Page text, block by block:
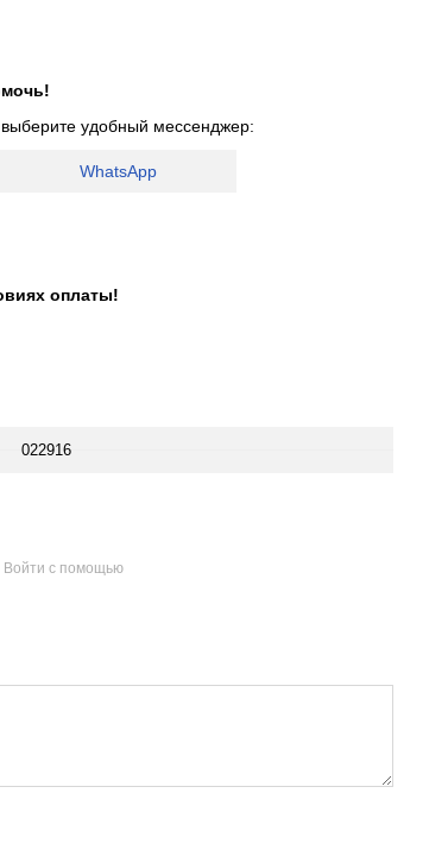
удобный мессенджер:
WhatsApp
оплаты!
022916
Войти с помощью